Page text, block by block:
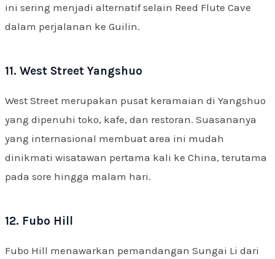
ini sering menjadi alternatif selain Reed Flute Cave
dalam perjalanan ke Guilin.
11. West Street Yangshuo
West Street merupakan pusat keramaian di Yangshuo
yang dipenuhi toko, kafe, dan restoran. Suasananya
yang internasional membuat area ini mudah
dinikmati wisatawan pertama kali ke China, terutama
pada sore hingga malam hari.
12. Fubo Hill
Fubo Hill menawarkan pemandangan Sungai Li dari